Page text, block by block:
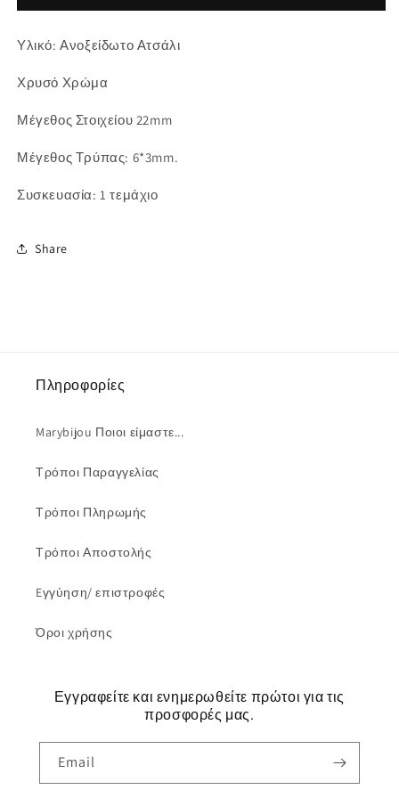
Στοιχείο
22mm
Στοιχείο
22mm
Υλικό: Ανοξείδωτο Ατσάλι
Χρυσό Χρώμα
Μέγεθος Στοιχείου 22mm
Μέγεθος Τρύπας: 6*3mm.
Συσκευασία: 1 τεμάχιο
Share
Πληροφορίες
Marybijou Ποιοι είμαστε...
Τρόποι Παραγγελίας
Τρόποι Πληρωμής
Τρόποι Αποστολής
Eγγύηση/ επιστροφές
Όροι χρήσης
Εγγραφείτε και ενημερωθείτε πρώτοι για τις
προσφορές μας.
Email